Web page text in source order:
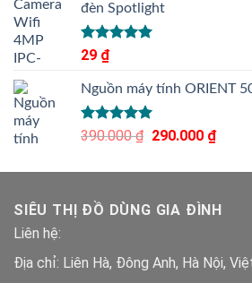
đèn Spotlight
Được xếp
hạng
5 sao
29 ₫
Nguồn máy tính ORIENT
Được xếp
390.000₫
Giá
là:
290.000 ₫Giá
tại
SIÊU THỊ ĐỒ DÙNG GIA ĐÌNH
Liên hệ:
Địa chỉ: Liên Hà, Đông Anh, Hà Nội,